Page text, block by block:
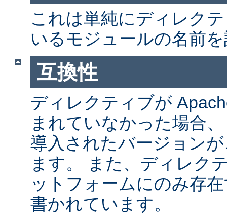
これは単純にディレク
いるモジュールの名前
互換性
ディレクティブが
まれていなかった場合
導入されたバージョン
ます。 また、ディレク
ットフォームにのみ存
書かれています。